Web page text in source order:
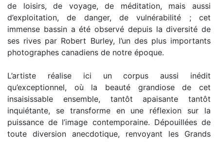
de loisirs, de voyage, de méditation, mais aussi
d’exploitation, de danger, de vulnérabilité ; cet
immense bassin a été observé depuis la diversité de
ses rives par Robert Burley, l’un des plus importants
photographes canadiens de notre époque.
L’artiste réalise ici un corpus aussi inédit
qu’exceptionnel, où la beauté grandiose de cet
insaisissable ensemble, tantôt apaisante tantôt
inquiétante, se transforme en une réflexion sur la
puissance de l’image contemporaine. Dépouillées de
toute diversion anecdotique, renvoyant les Grands